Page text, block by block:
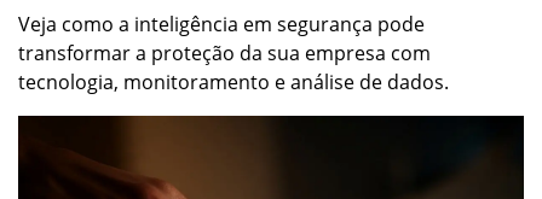
Veja como a inteligência em segurança pode
transformar a proteção da sua empresa com
tecnologia, monitoramento e análise de dados.